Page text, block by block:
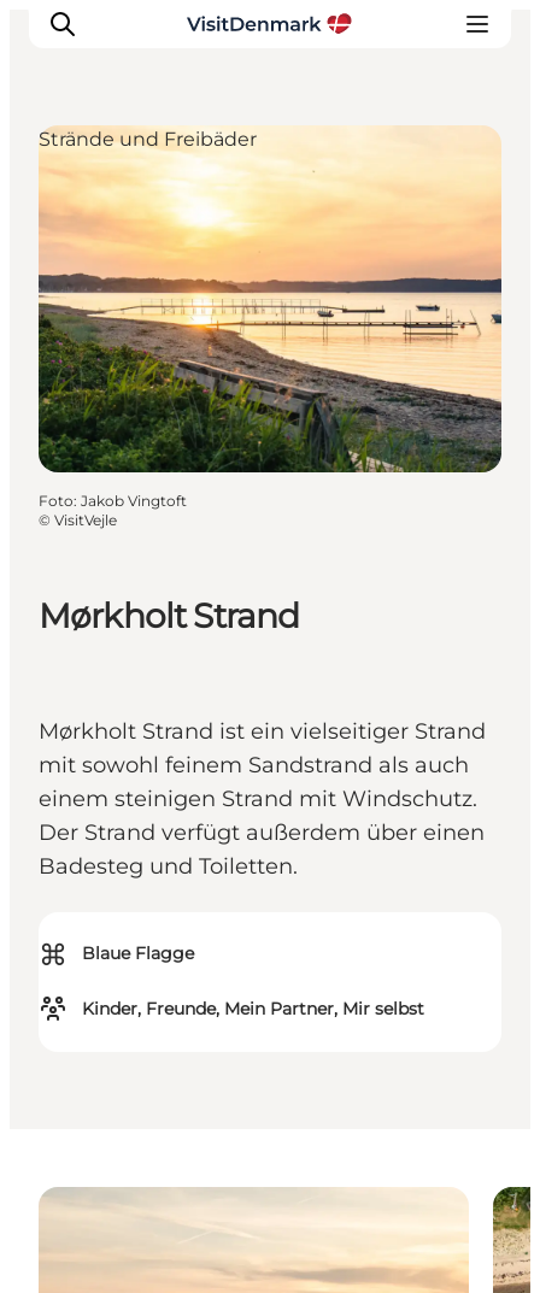
Inspiration
Regionen
Erlebnisse
Unterkünfte
Reiseplanung
Mørkholt Strand
Mørkholt Strand ist ein vielseitiger Strand
mit sowohl feinem Sandstrand als auch
einem steinigen Strand mit Windschutz.
Der Strand verfügt außerdem über einen
Badesteg und Toiletten.
⌘ Blaue Flagge
Kinder, Freunde, Mein Partner, Mir selbst
Strände und Freibäder
Foto: Jakob Vingtoft
© VisitVejle